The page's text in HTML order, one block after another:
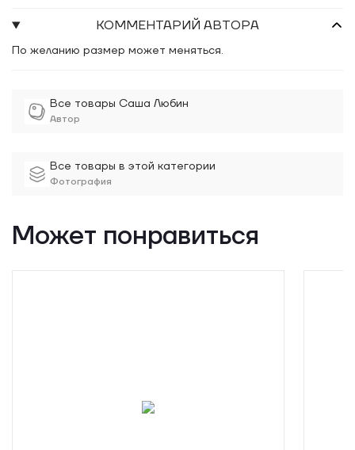
Все товары Саша Любин
Автор
Все товары в этой категории
Фотография
КОММЕНТАРИЙ АВТОРА
По желанию размер может меняться.
Может понравиться